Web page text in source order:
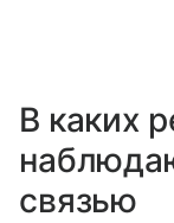
В каких
связью